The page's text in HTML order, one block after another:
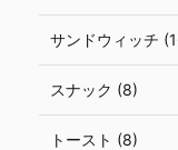
サンドウィッチ
スナック (8)
トースト (8)